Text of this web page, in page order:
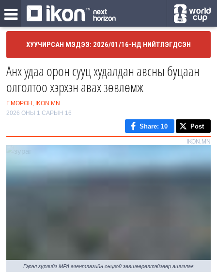
ХУУЧИРСАН МЭДЭЭ: 2026/01/16-НД НИЙТЛЭГДСЭН
Анх удаа орон сууц худалдан авсны буцаан
олголтоо хэрхэн авах зөвлөмж
Г.МӨРӨН, IKON.MN
2026 ОНЫ 1 САРЫН 16
Share: 10 Post
IKON.MN
Гэрэл зургийг MPA агентлагийн онцгой зөвшөөрөлтэйгөөр ашиглав